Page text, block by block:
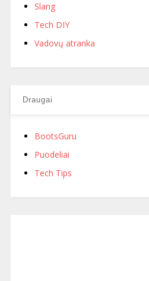
Slang
Tech DIY
Vadovų atranka
Draugai
BootsGuru
Puodeliai
Tech Tips